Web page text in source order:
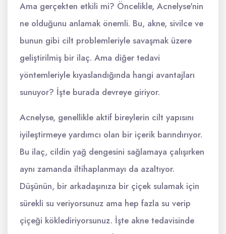
Ama gerçekten etkili mi? Öncelikle, Acnelyse'nin
ne olduğunu anlamak önemli. Bu, akne, sivilce ve
bunun gibi cilt problemleriyle savaşmak üzere
geliştirilmiş bir ilaç. Ama diğer tedavi
yöntemleriyle kıyaslandığında hangi avantajları
sunuyor? İşte burada devreye giriyor.
Acnelyse, genellikle aktif bireylerin cilt yapısını
iyileştirmeye yardımcı olan bir içerik barındırıyor.
Bu ilaç, cildin yağ dengesini sağlamaya çalışırken
aynı zamanda iltihaplanmayı da azaltıyor.
Düşünün, bir arkadaşınıza bir çiçek sulamak için
sürekli su veriyorsunuz ama hep fazla su verip
çiçeği köklediriyorsunuz. İşte akne tedavisinde